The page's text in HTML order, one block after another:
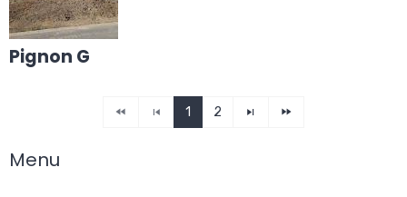
Pignon G
1 2
Menu